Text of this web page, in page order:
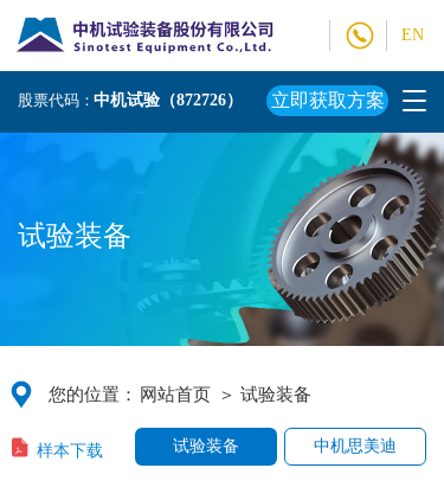
EN
T
g
g
l
e
n
a
o
股票代码：中机试验（872726） 立即获取方案
试验装备
您的位置： 网站首页 ＞ 试验装备
试验装备 中机思美迪
样本下载